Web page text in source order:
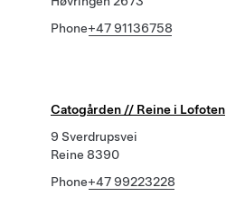
Phone+47 91136758
Catogården // Reine i Lofoten
9 Sverdrupsvei
Reine 8390
Phone+47 99223228